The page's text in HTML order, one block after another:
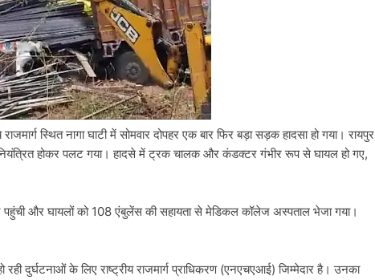
स्थित नागा घाटी में सोमवार दोपहर एक बार फिर बड़ा सड़क हादसा हो गया। रायपुर
होकर पलट गया। हादसे में ट्रक चालक और कंडक्टर गंभीर रूप से घायल हो गए,
पहुंची और घायलों को 108 एंबुलेंस की सहायता से मेडिकल कॉलेज अस्पताल भेजा गया।
रही दुर्घटनाओं के लिए राष्ट्रीय राजमार्ग प्राधिकरण (एनएचएआई) जिम्मेदार है। उनका